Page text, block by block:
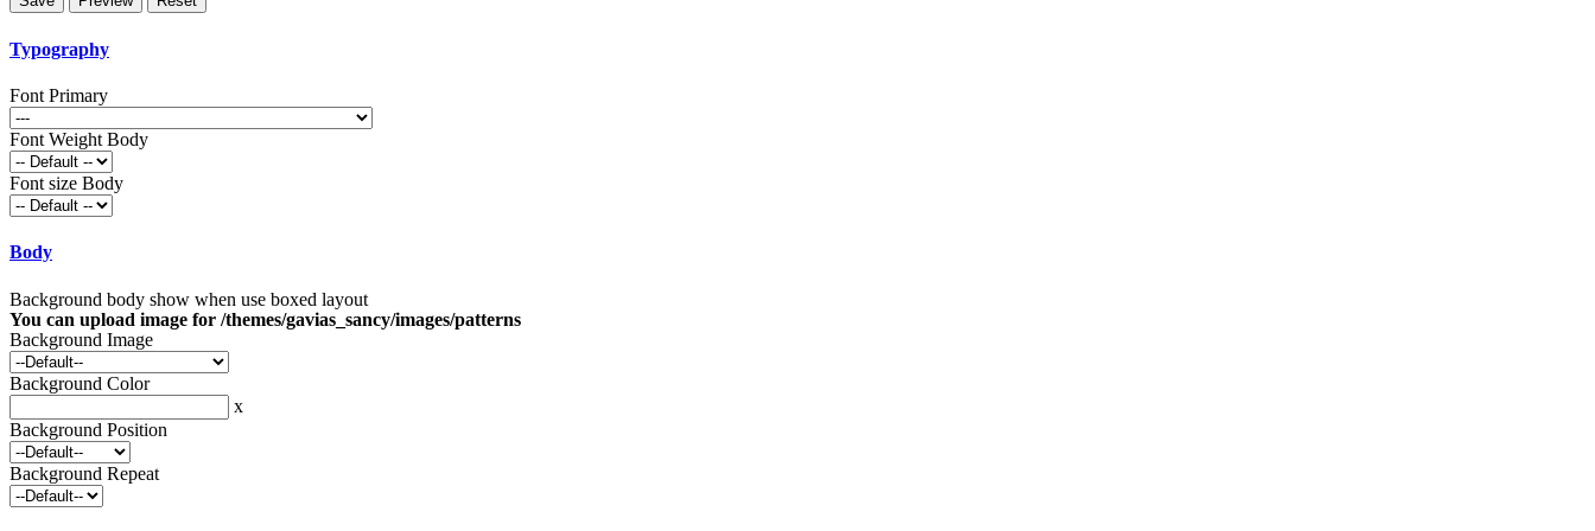
Typography
Font Primary
Font Weight Body
Font size Body
Body
Background body show when use boxed layout
You can upload image for /themes/gavias_sancy/images/patterns
Background Image
Background Color
x
Background Position
Background Repeat